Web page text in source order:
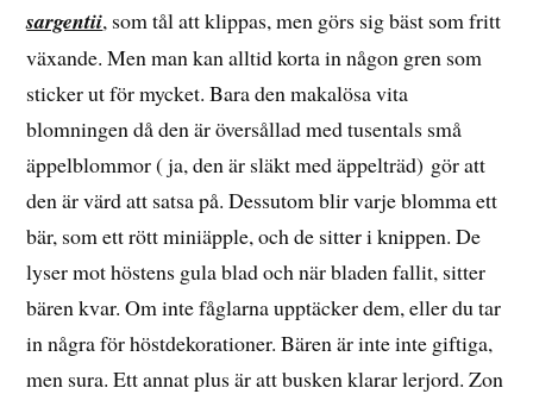
sargentii, som tål att klippas, men görs sig bäst som fritt
växande. Men man kan alltid korta in någon gren som
sticker ut för mycket. Bara den makalösa vita
blomningen då den är översållad med tusentals små
äppelblommor ( ja, den är släkt med äppelträd) gör att
den är värd att satsa på. Dessutom blir varje blomma ett
bär, som ett rött miniäpple, och de sitter i knippen. De
lyser mot höstens gula blad och när bladen fallit, sitter
bären kvar. Om inte fåglarna upptäcker dem, eller du tar
in några för höstdekorationer. Bären är inte inte giftiga,
men sura. Ett annat plus är att busken klarar lerjord. Zon